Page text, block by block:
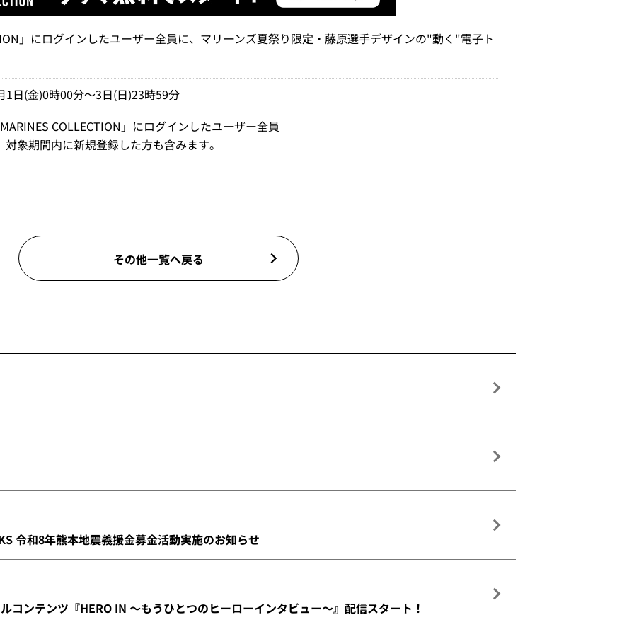
」にログインしたユーザー全員に、マリーンズ夏祭り限定・藤原選手デザインの"動く"電子ト
1日(金)0時00分～3日(日)23時59分
MARINES COLLECTION」にログインしたユーザー全員
対象期間内に新規登録した方も含みます。
その他一覧へ戻る
令和8年熊本地震義援金募金活動実施のお知らせ
コンテンツ『HERO IN ～もうひとつのヒーローインタビュー～』配信スタート！